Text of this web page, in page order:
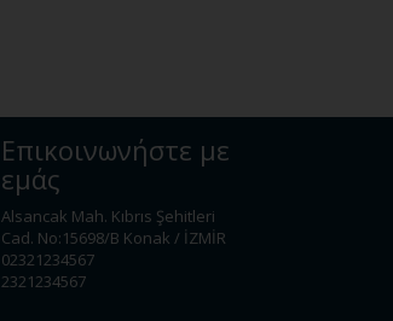
Επικοινωνήστε με
εμάς
Alsancak Mah. Kıbrıs Şehitleri
Cad. No:15698/B Konak / İZMİR
02321234567
2321234567